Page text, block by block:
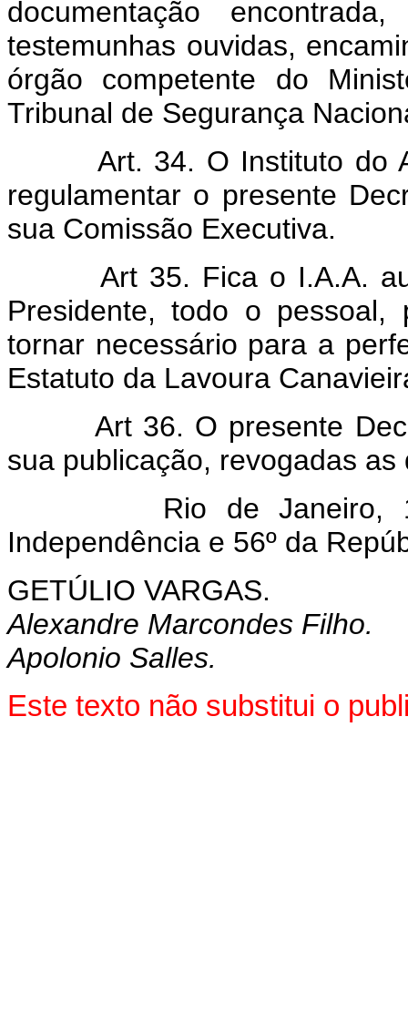
documentação
testemunhas ouvidas,
órgão competente do
Tribunal de Segurança
Art. 34. O Instituto do
regulamentar o presente
sua Comissão Executiva.
Art 35. Fica o I.A.A.
Presidente, todo o pessoal,
tornar necessário para a
Estatuto da Lavoura
Art 36. O presente
sua publicação, revogadas
Rio de Janeiro, 19
Independência e 56º da
GETÚLIO VARGAS.
Alexandre Marcondes Filho.
Apolonio Salles.
Este texto não substitui o